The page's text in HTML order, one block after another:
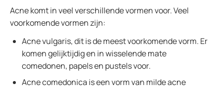
Acne komt in veel verschillende vormen voor. Veel
voorkomende vormen zijn:
Acne vulgaris, dit is de meest voorkomende vorm. Er
komen gelijktijdig en in wisselende mate
comedonen, papels en pustels voor.
Acne comedonica is een vorm van milde acne